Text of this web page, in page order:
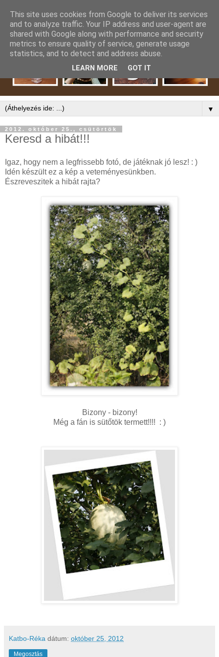
▼
2012. október 25., csütörtök
Keresd a hibát!!!
Igaz, hogy nem a legfrissebb fotó, de játéknak jó lesz! : )
Idén készült ez a kép a veteményesünkben.
Észreveszitek a hibát rajta?
Bizony - bizony!
Még a fán is sütőtök termett!!!! : )
Katbo-Réka dátum: október 25, 2012
Megosztás
This site uses cookies from Google to deliver its services
and to analyze traffic. Your IP address and user-agent are
shared with Google along with performance and security
metrics to ensure quality of service, generate usage
statistics, and to detect and address abuse.
LEARN MORE GOT IT